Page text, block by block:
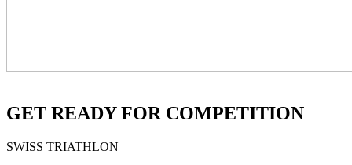
GET READY FOR COMPETITION
SWISS TRIATHLON